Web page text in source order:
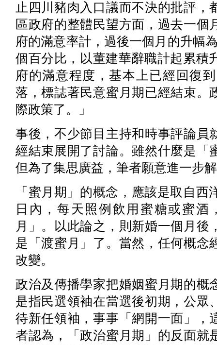
止四川豬肉入口議而不決的批評
區政府的整體民望方面，過去一
府的滿意率計，過後一個月的升幅
個百分比，以董建華辭職計起累積
府的滿意程度，基本上已經回復
落，標誌著民意蜜月期已經結束。
際政策了。」
事後，不少節目主持和時事評論員
經結束展開了討論。雖然什麼是「
但為了集思廣益，筆者願意進一步
「蜜月期」的概念，應該是取自
日內，每天照例飲用蜜糖或蜜
月」。以此論之，則新婚一個月
是「渡蜜月」了。當然，任何概念
改變。
政治及傳播學家把婚姻蜜月期的概
是指民選領袖在當選後初期，公眾
待新任領袖，事事「網開一面」，
者認為，「政治蜜月期」的反面就